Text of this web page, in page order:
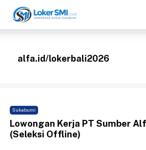
alfa.id/lokerbali2026
Sukabumi
Lowongan Kerja PT Sumber
(Seleksi Offline)